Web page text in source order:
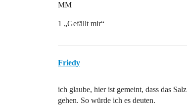
MM
1 „Gefällt mir“
Friedy
ich glaube, hier ist gemeint, dass das
gehen. So würde ich es deuten.